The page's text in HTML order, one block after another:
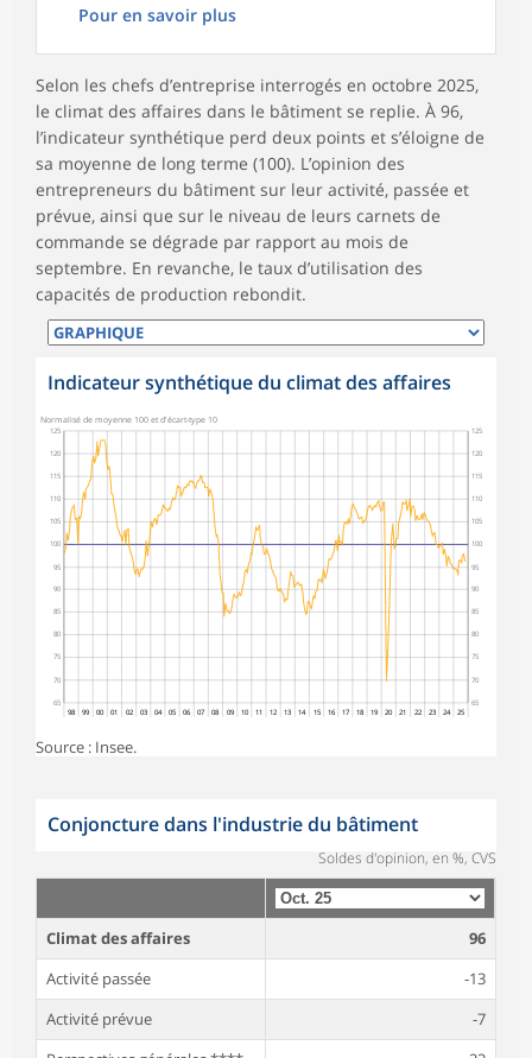
Pour en savoir plus
Selon les chefs d’entreprise interrogés en octobre 2025,
le climat des affaires dans le bâtiment se replie. À 96,
l’indicateur synthétique perd deux points et s’éloigne de
sa moyenne de long terme (100). L’opinion des
entrepreneurs du bâtiment sur leur activité, passée et
prévue, ainsi que sur le niveau de leurs carnets de
commande se dégrade par rapport au mois de
septembre. En revanche, le taux d’utilisation des
capacités de production rebondit.
Indicateur synthétique du climat des affaires
100
105
110
115
120
125
95
90
85
80
75
70
65 65
70
75
80
85
90
95
100
105
110
115
120
125
Normalisé de moyenne 100 et d'écart-type 10
98 99 00 01 02 03 04 05 06 07 08 09 10 11 12 13 14 15 16 17 18 19 20 21 22 23 24 25
Source : Insee.
Conjoncture dans l'industrie du bâtiment
Soldes d'opinion, en %, CVS
Climat des affaires
96
Activité passée
-13
Activité prévue
-7